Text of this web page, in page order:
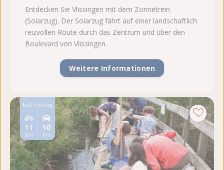
Entdecken Sie Vlissingen mit dem Zonnetrein
(Solarzug). Der Solarzug fährt auf einer landschaftlich
reizvollen Route durch das Zentrum und über den
Boulevard von Vlissingen.
Weitere Informationen
Entfernung
10
km
11
km